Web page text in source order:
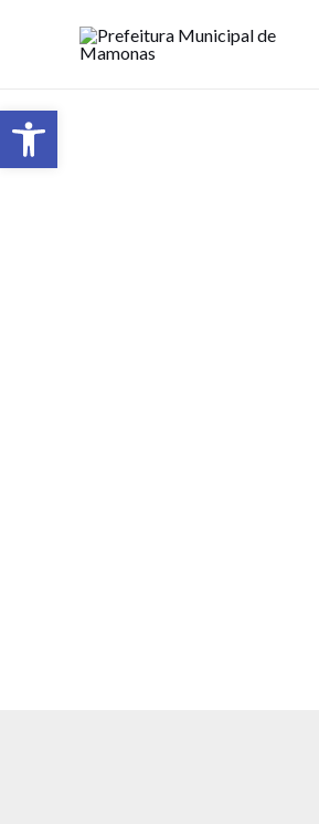
Barra de